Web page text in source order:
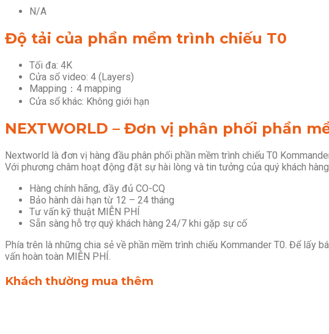
N/A
Độ tải của phần mềm trình chiếu T0
Tối đa: 4K
Cửa sổ video: 4 (Layers)
Mapping：4 mapping
Cửa sổ khác: Không giới hạn
NEXTWORLD – Đơn vị phân phối phần
Nextworld là đơn vị hàng đầu phân phối phần mềm trình chiếu T0
Với phương châm hoạt động đặt sự hài lòng và tin tưởng của quý khách
Hàng chính hãng, đầy đủ CO-CQ
Bảo hành dài hạn từ 12 – 24 tháng
Tư vấn kỹ thuật MIỄN PHÍ
Sẵn sàng hỗ trợ quý khách hàng 24/7 khi gặp sự cố
Phía trên là những chia sẻ về phần mềm trình chiếu Kommander T0. Để lấy
vấn hoàn toàn MIỄN PHÍ.
Khách thường mua thêm